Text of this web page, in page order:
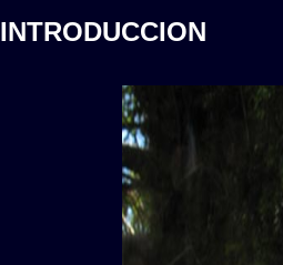
INTRODUCCION